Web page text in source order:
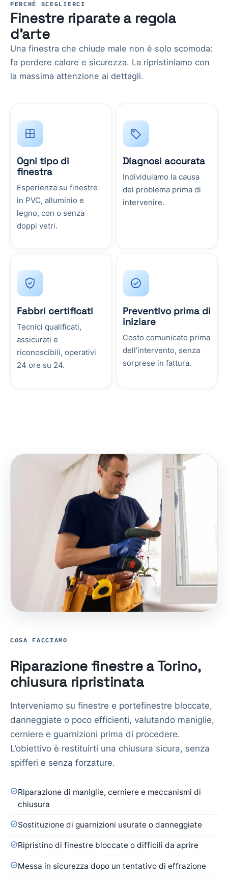
PERCHÉ SCEGLIERCI
Finestre riparate a regola
d’arte
Una finestra che chiude male non è solo scomoda:
fa perdere calore e sicurezza. La ripristiniamo con
la massima attenzione ai dettagli.
Ogni tipo di
finestra
Esperienza su finestre
in PVC, alluminio e
legno, con o senza
doppi vetri.
Diagnosi accurata
Individuiamo la causa
del problema prima di
intervenire.
Fabbri certificati
Tecnici qualificati,
assicurati e
riconoscibili, operativi
24 ore su 24.
Preventivo prima di
iniziare
Costo comunicato prima
dell’intervento, senza
sorprese in fattura.
COSA FACCIAMO
Riparazione finestre a Torino,
chiusura ripristinata
Interveniamo su finestre e portefinestre bloccate,
danneggiate o poco efficienti, valutando maniglie,
cerniere e guarnizioni prima di procedere.
L’obiettivo è restituirti una chiusura sicura, senza
spifferi e senza forzature.
Riparazione di maniglie, cerniere e meccanismi di
chiusura
Sostituzione di guarnizioni usurate o danneggiate
Ripristino di finestre bloccate o difficili da aprire
Messa in sicurezza dopo un tentativo di effrazione